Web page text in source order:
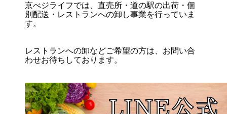
京べジライフでは、直売所・道の駅の出荷・個
別配送・レストランへの卸し事業を行っていま
す。
レストランへの卸などご希望の方は、お問い合
わせお待ちしております。